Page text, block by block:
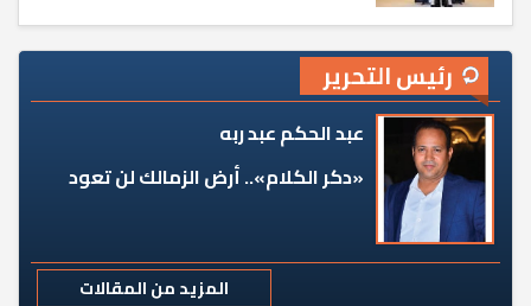
رئيس التحرير
عبد الحكم عبد ربه
«دكر الكلام».. أرض الزمالك لن تعود
المزيد من المقالات